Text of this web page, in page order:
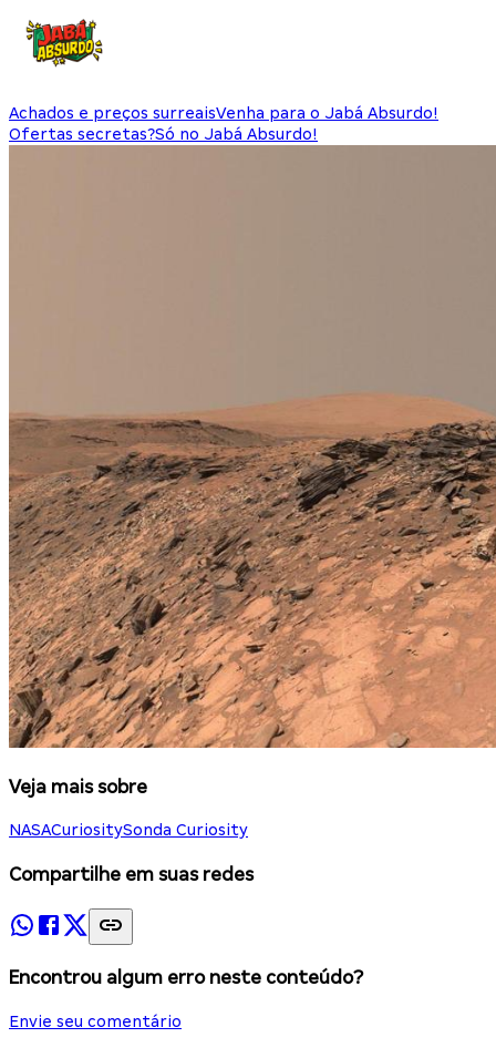
Achados e preços surreaisVenha para o Jabá Absurdo!
Ofertas secretas?Só no Jabá Absurdo!
Veja mais sobre
NASACuriositySonda Curiosity
Compartilhe em suas redes
Encontrou algum erro neste conteúdo?
Envie seu comentário